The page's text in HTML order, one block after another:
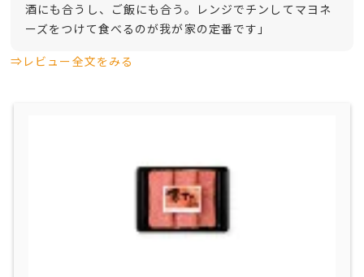
酒にも合うし、ご飯にも合う。レンジでチンしてマヨネ
ーズをつけて食べるのが我が家の定番です」
⇒レビュー全文をみる